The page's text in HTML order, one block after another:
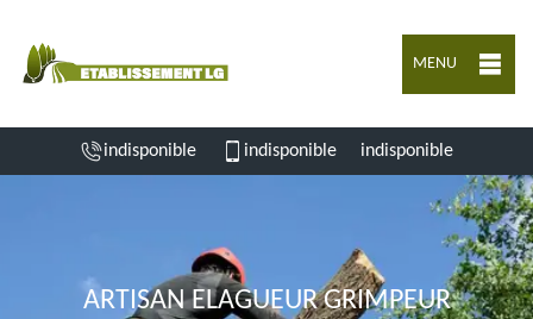
MENU
indisponible indisponible indisponible
ARTISAN ELAGUEUR GRIMPEUR